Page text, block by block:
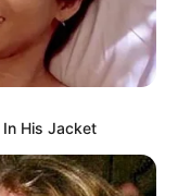
In His Jacket